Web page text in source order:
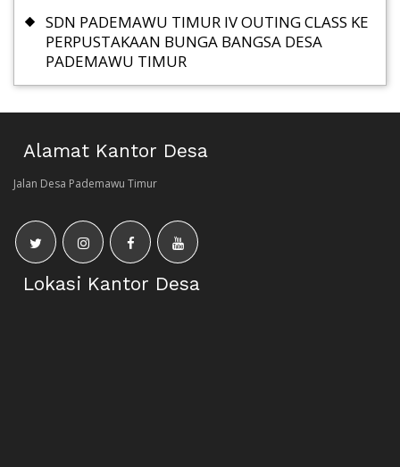
SDN PADEMAWU TIMUR IV OUTING CLASS KE
PERPUSTAKAAN BUNGA BANGSA DESA
PADEMAWU TIMUR
Alamat Kantor Desa
Jalan Desa Pademawu Timur
Lokasi Kantor Desa